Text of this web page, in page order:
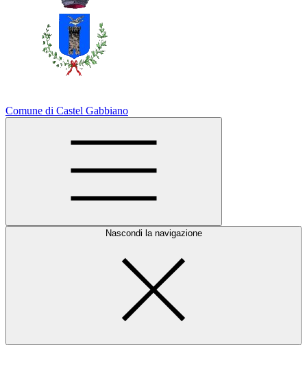
Comune di Castel Gabbiano
Nascondi la navigazione